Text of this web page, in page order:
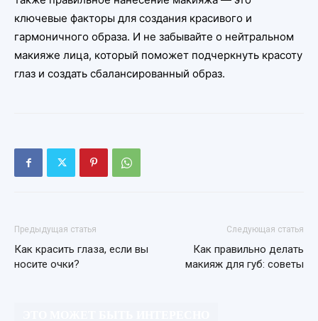
ключевые факторы для создания красивого и
гармоничного образа. И не забывайте о нейтральном
макияже лица, который поможет подчеркнуть красоту
глаз и создать сбалансированный образ.
Предыдущая статья
Как красить глаза, если вы
носите очки?
Следующая статья
Как правильно делать
макияж для губ: советы